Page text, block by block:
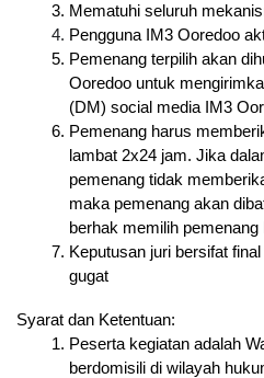
Mematuhi seluruh
Pengguna IM3 Ooredoo
Pemenang terpilih akan
Ooredoo untuk
(DM) social media IM3
Pemenang harus
lambat 2x24 jam. Jika
pemenang tidak
maka pemenang akan
berhak memilih pemenang
Keputusan juri bersifat
gugat
Syarat dan Ketentuan:
Peserta kegiatan adalah
berdomisili di wilayah